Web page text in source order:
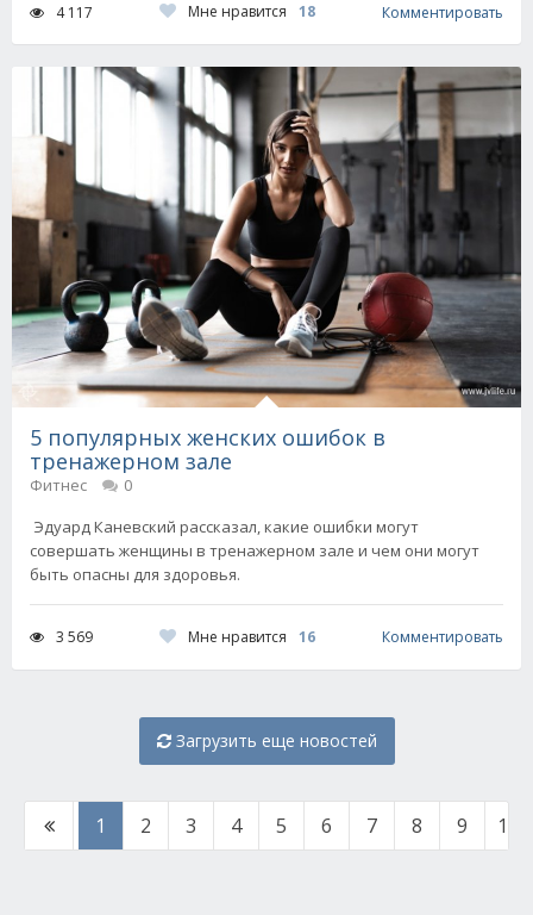
4 117 Мне нравится 18 Комментировать
5 популярных женских ошибок в
тренажерном зале
Фитнес
0
Эдуард Каневский рассказал, какие ошибки могут
совершать женщины в тренажерном зале и чем они могут
быть опасны для здоровья.
3 569 Мне нравится 16 Комментировать
Загрузить еще новостей
1 2 3 4 5 6 7 8 9 10